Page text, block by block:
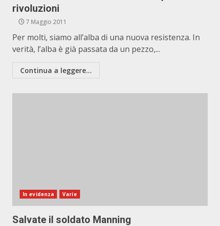
rivoluzioni
7 Maggio 2011
Per molti, siamo all’alba di una nuova resistenza. In
verità, l’alba è già passata da un pezzo,...
Continua a leggere...
In evidenza Varie
Salvate il soldato Manning